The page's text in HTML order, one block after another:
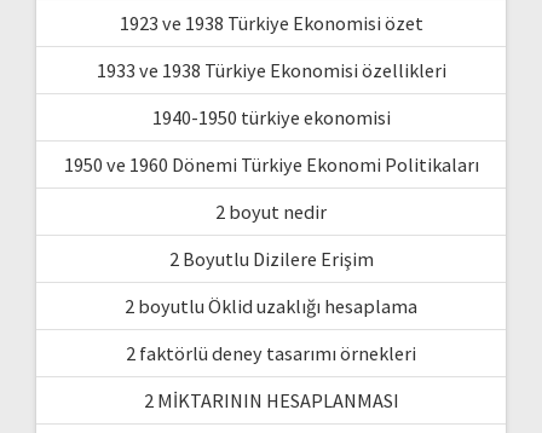
1923 ve 1938 Türkiye Ekonomisi özet
1933 ve 1938 Türkiye Ekonomisi özellikleri
1940-1950 türkiye ekonomisi
1950 ve 1960 Dönemi Türkiye Ekonomi Politikaları
2 boyut nedir
2 Boyutlu Dizilere Erişim
2 boyutlu Öklid uzaklığı hesaplama
2 faktörlü deney tasarımı örnekleri
2 MİKTARININ HESAPLANMASI